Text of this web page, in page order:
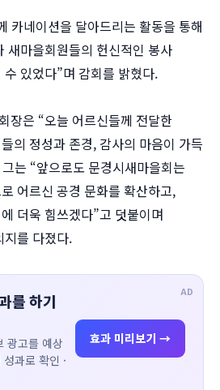
카네이션을 달아드리는 활동을 통해
새마을회원들의 헌신적인 봉사
있었다”며 감회를 밝혔다.
장은 “오늘 어르신들께 전달한
의 정성과 존경, 감사의 마음이 가득
는 “앞으로도 문경시새마을회는
어르신 공경 문화를 확산하고,
더욱 힘쓰겠다”고 덧붙이며
지를 다졌다.
AD
를 하기
광고를 예상
과로 확인 ·
효과 미리보기 →